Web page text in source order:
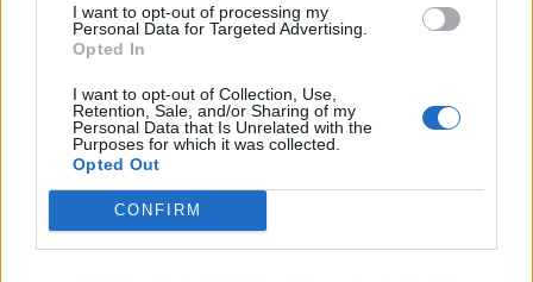
I want to opt-out of processing my
Personal Data for Targeted Advertising.
Opted In
I want to opt-out of Collection, Use,
Retention, Sale, and/or Sharing of my
Personal Data that Is Unrelated with the
Purposes for which it was collected.
Opted Out
CONFIRM